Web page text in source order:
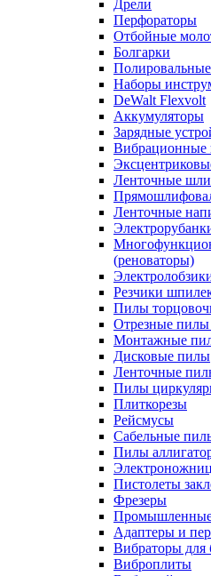
Дрели
Перфораторы
Отбойные
Болгарки
Наборы
DeWalt Flexvolt
Аккумуляторы
Зарядные
Ленточные
Ленточные
(реноваторы)
Резчики
Пилы
Отрезные пилы
Монтажные
Дисковые пилы
Ленточные
Пилы
Плиткорезы
Рейсмусы
Сабельные
Пилы
Пистолеты
Фрезеры
Адаптеры и
Вибраторы для
Виброплиты